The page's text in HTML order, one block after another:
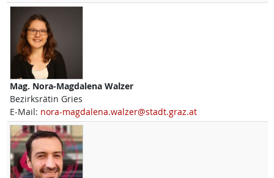
Mag. Nora-Magdalena Walzer
Bezirksrätin Gries
E-Mail: nora-magdalena.walzer@stadt.graz.at